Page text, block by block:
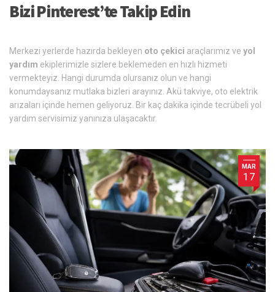
Bizi Pinterest’te Takip Edin
Merkezi yerlerde hazırda bekleyen oto çekici araçlarımız ve yol
yardım ekiplerimizle sizlere beklemeden en hızlı hizmeti
vermekteyiz. Hangi durumda olursanız olun ve hangi
konumdaysanız mutlaka bizleri arayınız. Akü takviye, oto elektrik
arızaları içinde hemen geliyoruz. Bir kaç dakika içinde tecrübeli yol
yardım servisimiz yanınıza ulaşacaktır.
MAR
17